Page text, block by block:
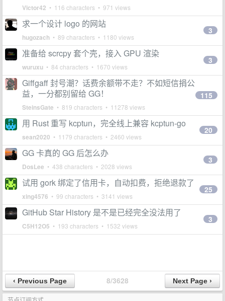
Victor42 • 116 characters • 971 views
求一个设计 logo 的网站
hugozach • 89 characters • 1180 views
3
准备给 scrcpy 套个壳，接入 GPU 渲染
wuruxu • 84 characters • 1670 views
3
Giffgaff 封号潮？话费余额带不走？不如短信捐公
益，一分都别留给 GG！
SteinsGate • 819 characters • 11278 views
115
用 Rust 重写 kcptun，完全线上兼容 kcptun-go
sean2020 • 1179 characters • 2460 views
20
GG 卡真的 GG 后怎么办
DosLee • 438 characters • 2028 views
3
试用 gork 绑定了信用卡，自动扣费，拒绝退款了
xing4576 • 99 characters • 3141 views
25
GitHub Star History 是不是已经完全没法用了
C5H12O5 • 193 characters • 1532 views
3
8/3628